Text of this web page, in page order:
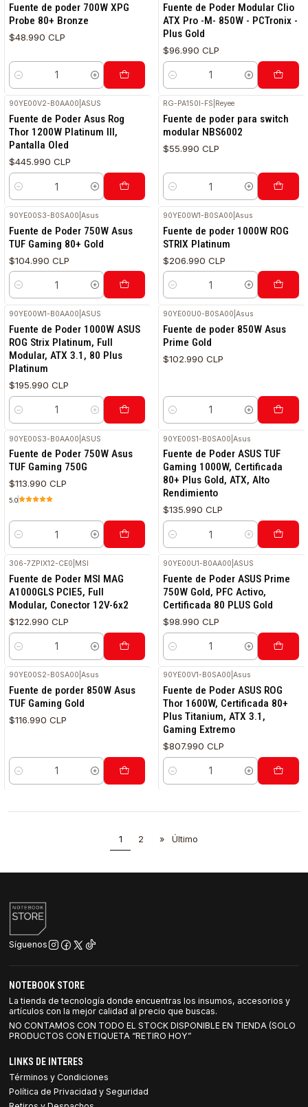
Fuente de poder 700W XPG
Probe 80+ Bronze
$48.990 CLP
Cantidad
Fuente de Poder Modular Clio
ATX Pro -M- 850W - PCTronix -
Plus Gold
$96.990 CLP
Cantidad
90YE00V2-B0AA00 |ASUS
Fuente de Poder Asus Rog
Thor 1200W Platinum III,
Pantalla Oled
$445.990 CLP
Cantidad
RG-PA150I-FS Reyee
Fuente de poder para switch
modular NBS6002
$55.990 CLP
Cantidad
90YE00S3-B0SA00 |Asus
Fuente de Poder 750W Asus
TUF Gaming 80+ Gold
$104.990 CLP
Cantidad
90YE00W1-B0SA00 |Asus
Fuente de poder 1000W ROG
STRIX Platinum
$206.990 CLP
Cantidad
90YE00W1-B0AA00 |ASUS
Fuente de Poder 1000W ASUS
ROG Strix Platinum, Full
Modular, ATX 3.1, 80 Plus
Platinum
$195.990 CLP
Cantidad
90YE00U0-B0SA00 |Asus
Fuente de poder 850W Asus
Prime Gold
$102.990 CLP
Cantidad
90YE00S3-B0AA00 |ASUS
Fuente de Poder 750W Asus
TUF Gaming 750G
$113.990 CLP
5.0
Cantidad
90YE00S1-B0SA00 |Asus
Fuente de Poder ASUS TUF
Gaming 1000W, Certificada
80+ Plus Gold, ATX, Alto
Rendimiento
$135.990 CLP
Cantidad
306-7ZPIX12-CE0 MSI
Fuente de Poder MSI MAG
A1000GLS PCIE5, Full
Modular, Conector 12V-6x2
$122.990 CLP
Cantidad
90YE00U1-B0AA00 |ASUS
Fuente de Poder ASUS Prime
750W Gold, PFC Activo,
Certificada 80 PLUS Gold
$98.990 CLP
Cantidad
90YE00S2-B0SA00 |Asus
Fuente de porder 850W Asus
TUF Gaming Gold
$116.990 CLP
Cantidad
90YE00V1-B0SA00 |Asus
Fuente de Poder ASUS ROG
Thor 1600W, Certificada 80+
Plus Titanium, ATX 3.1,
Gaming Extremo
$807.990 CLP
Cantidad
1 2 » Último
Síguenos
NOTEBOOK STORE
La tienda de tecnología donde encuentras los insumos, accesorios y
artículos con la mejor calidad al precio que buscas.
NO CONTAMOS CON TODO EL STOCK DISPONIBLE EN TIENDA (SOLO
PRODUCTOS CON ETIQUETA “RETIRO HOY”
LINKS DE INTERES
Términos y Condiciones
Política de Privacidad y Seguridad